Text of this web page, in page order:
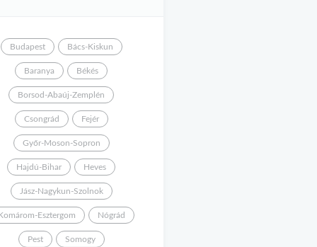
Budapest Bács-Kiskun
Baranya Békés
Borsod-Abaúj-Zemplén
Csongrád Fejér
Győr-Moson-Sopron
Hajdú-Bihar Heves
Jász-Nagykun-Szolnok
Esztergom Nógrád
Pest Somogy